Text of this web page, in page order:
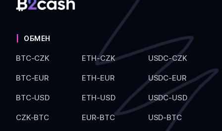
ОБМЕН
BTC-CZK
BTC-EUR
BTC-USD
CZK-BTC
ETH-CZK
ETH-EUR
ETH-USD
EUR-BTC
USDC-CZK
USDC-EUR
USDC-USD
USD-BTC